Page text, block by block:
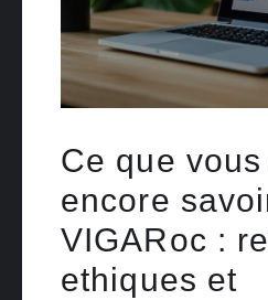
Ce que
encore
VIGARoc :
ethiques et